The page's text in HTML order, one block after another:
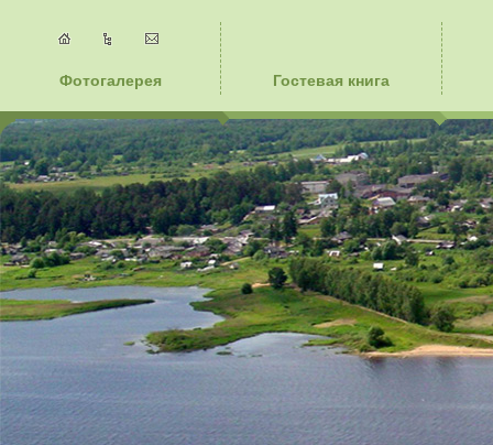
Фотогалерея Гостевая книга